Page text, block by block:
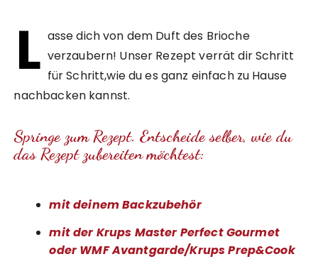
L asse dich von dem Duft des Brioche
verzaubern! Unser Rezept verrät dir Schritt
für Schritt,wie du es ganz einfach zu Hause
nachbacken kannst.
Springe zum Rezept. Entscheide selber, wie du
das Rezept zubereiten möchtest:
mit deinem Backzubehör
mit der Krups Master Perfect Gourmet
oder WMF Avantgarde/Krups Prep&Cook